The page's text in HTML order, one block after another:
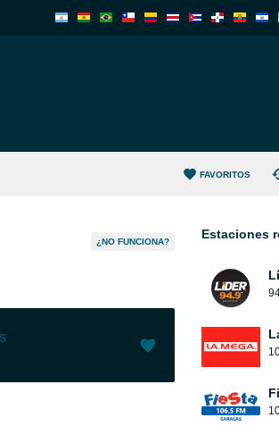
FAVORITOS
¿NO FUNCIONA?
Estaciones